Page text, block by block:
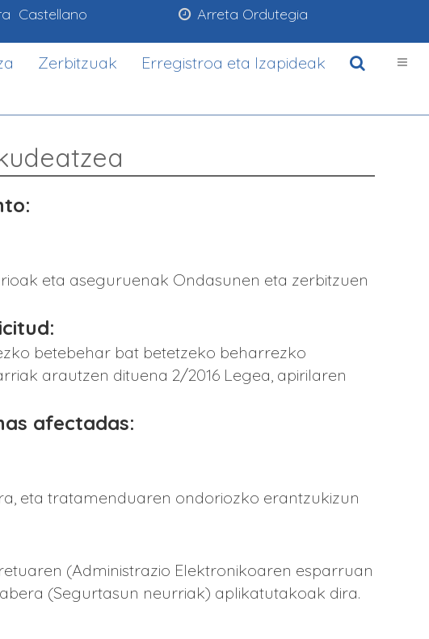
Castellano Arreta Ordutegia
Zerbitzuak Erregistroa eta Izapideak
eta aseguruenak Ondasunen eta zerbitzuen
betebehar bat betetzeko beharrezko
arautzen dituena 2/2016 Legea, apirilaren
afectadas:
eta tratamenduaren ondoriozko erantzukizun
(Administrazio Elektronikoaren esparruan
(Segurtasun neurriak) aplikatutakoak dira.